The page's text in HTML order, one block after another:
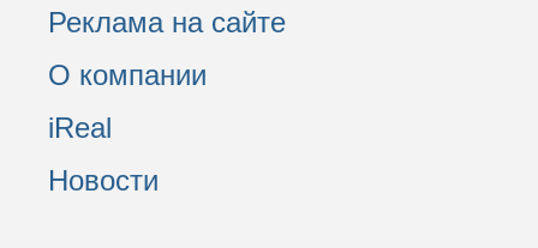
Реклама на сайте
О компании
iReal
Новости